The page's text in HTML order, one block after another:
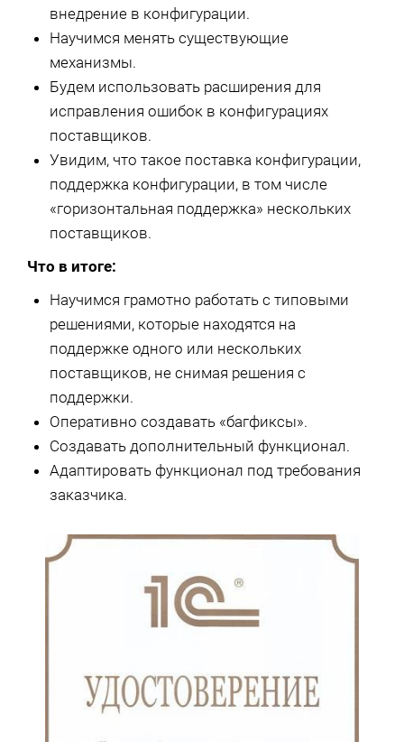
внедрение в конфигурации.
Научимся менять существующие
механизмы.
Будем использовать расширения для
исправления ошибок в конфигурациях
поставщиков.
Увидим, что такое поставка конфигурации,
поддержка конфигурации, в том числе
«горизонтальная поддержка» нескольких
поставщиков.
Что в итоге:
Научимся грамотно работать с типовыми
решениями, которые находятся на
поддержке одного или нескольких
поставщиков, не снимая решения с
поддержки.
Оперативно создавать «багфиксы».
Создавать дополнительный функционал.
Адаптировать функционал под требования
заказчика.